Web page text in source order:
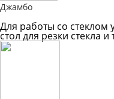
Джамбо
Для работы со стеклом
стол для резки стекла и